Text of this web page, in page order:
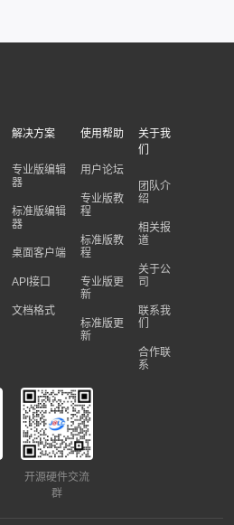
解决方案
专业版编辑
器
标准版编辑
器
桌面客户端
API接口
文档格式
使用帮助
用户论坛
专业版教
程
标准版教
程
专业版更
新
标准版更
新
关于我
们
团队介
绍
相关报
道
关于公
司
联系我
们
合作联
系
开源硬件交流
群